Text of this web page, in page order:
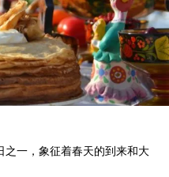
之一，象征着春天的到来和大